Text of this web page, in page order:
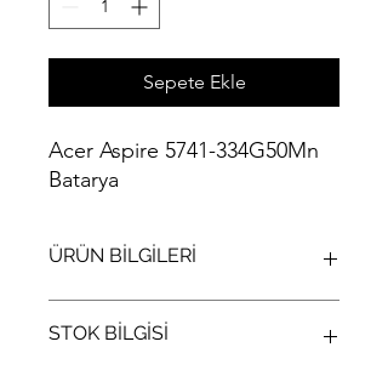
Sepete Ekle
Acer Aspire 5741-334G50Mn
Batarya
ÜRÜN BİLGİLERİ
STOK BİLGİSİ